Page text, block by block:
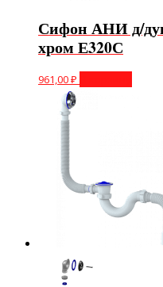
Сифон АНИ д/
хром Е320С
961,00₽